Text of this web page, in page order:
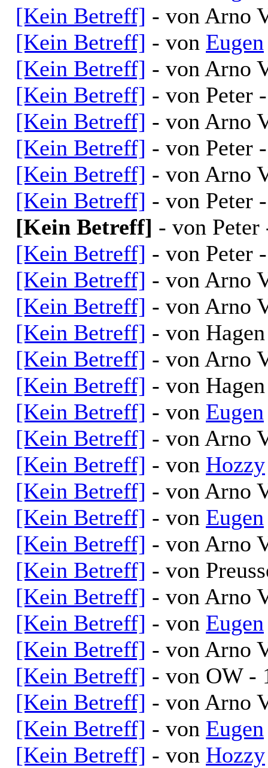
[Kein Betreff] - von Arno
[Kein Betreff] - von Eugen
[Kein Betreff] - von Arno
[Kein Betreff] - von Peter
[Kein Betreff] - von Arno
[Kein Betreff] - von Peter
[Kein Betreff] - von Arno
[Kein Betreff] - von Peter
[Kein Betreff] - von Peter
[Kein Betreff] - von Peter
[Kein Betreff] - von Arno
[Kein Betreff] - von Arno
[Kein Betreff] - von
[Kein Betreff] - von Arno
[Kein Betreff] - von
[Kein Betreff] - von Eugen
[Kein Betreff] - von Arno
[Kein Betreff] - von Hozzy
[Kein Betreff] - von Arno
[Kein Betreff] - von Eugen
[Kein Betreff] - von Arno
[Kein Betreff] - von
[Kein Betreff] - von Arno
[Kein Betreff] - von Eugen
[Kein Betreff] - von Arno
[Kein Betreff] - von OW -
[Kein Betreff] - von Arno
[Kein Betreff] - von Eugen
[Kein Betreff] - von Hozzy